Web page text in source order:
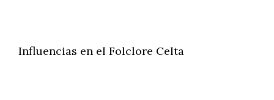
Influencias en el Folclore Celta